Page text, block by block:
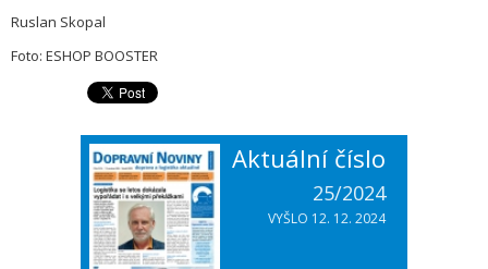
Ruslan Skopal
Foto: ESHOP BOOSTER
Aktuální číslo
25/2024
VYŠLO 12. 12. 2024